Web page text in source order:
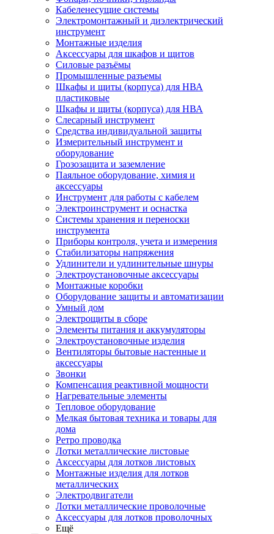
Кабеленесущие системы
Электромонтажный и диэлектрический
инструмент
Монтажные изделия
Аксессуары для шкафов и щитов
Силовые разъёмы
Промышленные разъемы
Шкафы и щиты (корпуса) для НВА
пластиковые
Шкафы и щиты (корпуса) для НВА
Слесарный инструмент
Средства индивидуальной защиты
Измерительный инструмент и
оборудование
Грозозащита и заземление
Паяльное оборудование, химия и
аксессуары
Инструмент для работы с кабелем
Электроинструмент и оснастка
Системы хранения и переноски
инструмента
Приборы контроля, учета и измерения
Стабилизаторы напряжения
Удлинители и удлинительные шнуры
Электроустановочные аксессуары
Монтажные коробки
Оборудование защиты и автоматизации
Умный дом
Электрощиты в сборе
Элементы питания и аккумуляторы
Электроустановочные изделия
Вентиляторы бытовые настенные и
аксессуары
Звонки
Компенсация реактивной мощности
Нагревательные элементы
Тепловое оборудование
Мелкая бытовая техника и товары для
дома
Ретро проводка
Лотки металлические листовые
Аксессуары для лотков листовых
Монтажные изделия для лотков
металлических
Электродвигатели
Лотки металлические проволочные
Аксессуары для лотков проволочных
Ещё